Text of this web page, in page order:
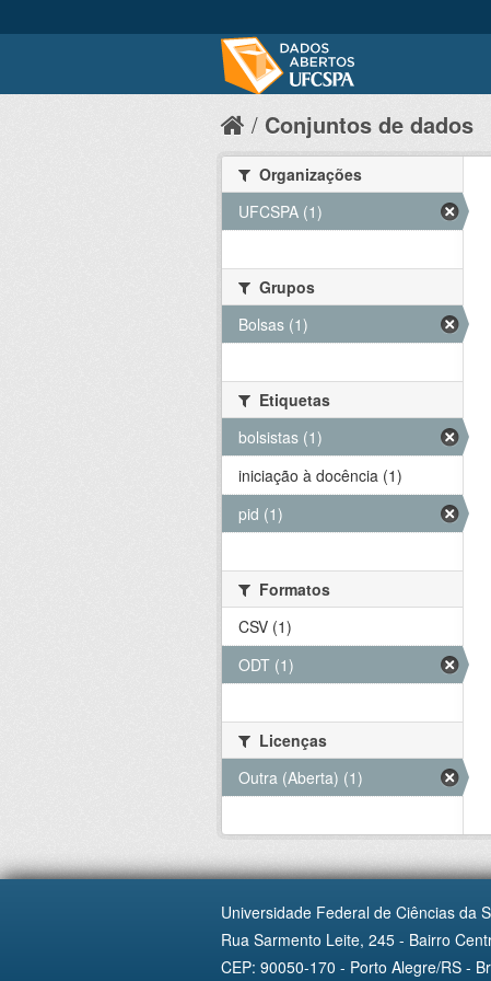
Conjuntos de dados
Organizações
UFCSPA (1)
Grupos
Bolsas (1)
Etiquetas
bolsistas (1)
iniciação à docência (1)
pid (1)
Formatos
CSV (1)
ODT (1)
Licenças
Outra (Aberta) (1)
Universidade Federal de Ciências da
Rua Sarmento Leite, 245 - Bairro
CEP: 90050-170 - Porto Alegre/RS -